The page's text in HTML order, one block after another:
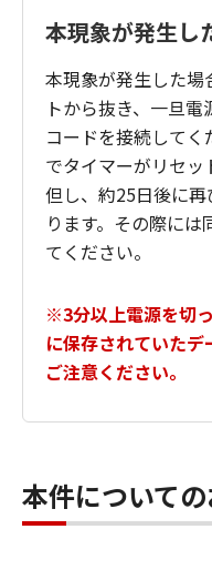
本現象が発生し
本現象が発生した場
トから抜き、一旦
コードを接続して
でタイマーがリセッ
但し、約25日後に
ります。その際に
てください。
※3分以上電源を切
に保存されていた
ご注意ください。
本件について